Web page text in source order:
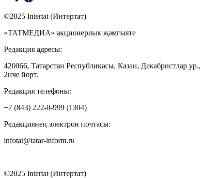
©2025 Intertat (Интертат)
«ТАТМЕДИА» акционерлык җәмгыяте
Редакция адресы:
420066, Татарстан Республикасы, Казан, Декабристлар ур.,
2нче йорт.
Редакция телефоны:
+7 (843) 222-0-999 (1304)
Редакциянең электрон почтасы:
infotat@tatar-inform.ru
©2025 Intertat (Интертат)